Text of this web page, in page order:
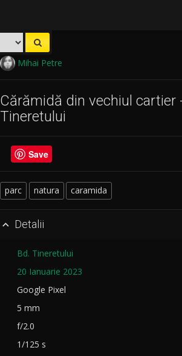
Mihai Petre
Cărămidă din vechiul cartier
Tineretului
Save
parc natura caramida
 Detalii
Bd. Tineretului
20 Ianuarie 2023
Google Pixel
5 mm
f/2.0
1/125 s